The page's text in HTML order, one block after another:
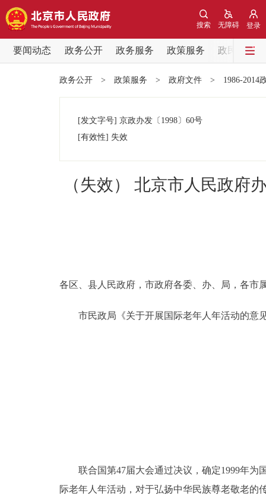
登录
无障碍
搜索
要闻动态 政务公开 政务服务 政策服务
政民互动
党中央精神
政务公开
12345网上接诉即办
政务公开 > 政策服务 > 政府文件 > 1986-2014
[发文字号] 京政办发 〔1998〕 60号
[有效性] 失效
（失效） 北京市人民政府
各区、县人民政府，市政府各委、办、局，各市
市民政局《关于开展国际老年人年活动的意
联合国第47届大会通过决议，确定1999年为
际老年人年活动，对于弘扬中华民族尊老敬老